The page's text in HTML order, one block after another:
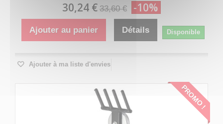
30,24 € 33,60 € -10%
Ajouter au panier Détails Disponible
Ajouter à ma liste d'envies
PROMO !